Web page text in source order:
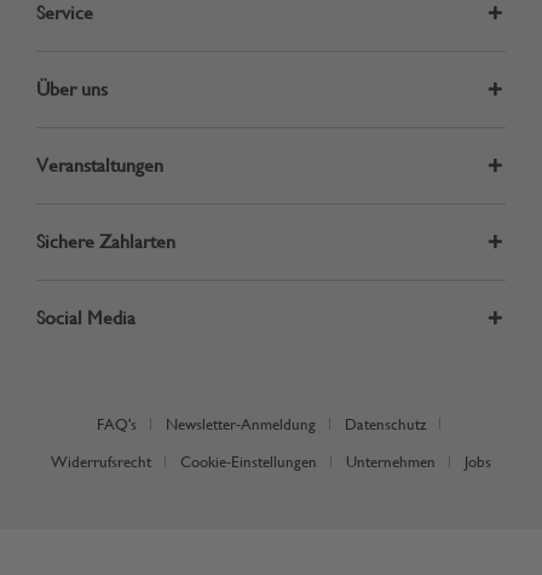
Service
Über uns
Veranstaltungen
Sichere Zahlarten
Social Media
FAQ's Newsletter-Anmeldung Datenschutz
Widerrufsrecht Cookie-Einstellungen Unternehmen Jobs